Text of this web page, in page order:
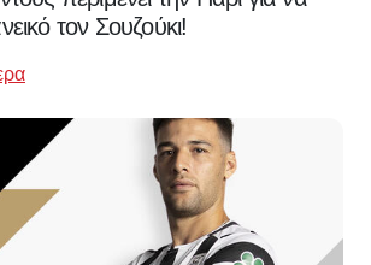
τον Σουζούκι!